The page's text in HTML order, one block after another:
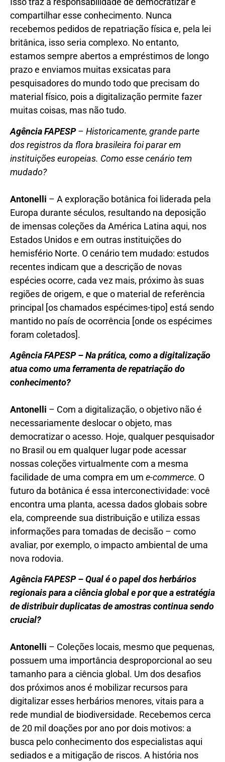
compartilhar esse conhecimento. Nunca
recebemos pedidos de repatriação física e, pela lei
britânica, isso seria complexo. No entanto,
estamos sempre abertos a empréstimos de longo
prazo e enviamos muitas exsicatas para
pesquisadores do mundo todo que precisam do
material físico, pois a digitalização permite fazer
muitas coisas, mas não tudo.
Agência FAPESP– Historicamente, grande parte
dos registros da flora brasileira foi parar em
instituições europeias. Como esse cenário tem
mudado?
Antonelli – A exploração botânica foi liderada pela
Europa durante séculos, resultando na deposição
de imensas coleções da América Latina aqui, nos
Estados Unidos e em outras instituições do
hemisfério Norte. O cenário tem mudado: estudos
recentes indicam que a descrição de novas
espécies ocorre, cada vez mais, próximo às suas
regiões de origem, e que o material de referência
principal [os chamados espécimes-tipo] está sendo
mantido no país de ocorrência [onde os espécimes
foram coletados].
Agência FAPESP – Na prática, como a digitalização
atua como uma ferramenta de repatriação do
conhecimento?
Antonelli – Com a digitalização, o objetivo não é
necessariamente deslocar o objeto, mas
democratizar o acesso. Hoje, qualquer pesquisador
no Brasil ou em qualquer lugar pode acessar
nossas coleções virtualmente com a mesma
facilidade de uma compra em um e-commerce. O
futuro da botânica é essa interconectividade: você
encontra uma planta, acessa dados globais sobre
ela, compreende sua distribuição e utiliza essas
informações para tomadas de decisão – como
avaliar, por exemplo, o impacto ambiental de uma
nova rodovia.
Agência FAPESP – Qual é o papel dos herbários
regionais para a ciência global e por que a estratégia
de distribuir duplicatas de amostras continua sendo
crucial?
Antonelli – Coleções locais, mesmo que pequenas,
possuem uma importância desproporcional ao seu
tamanho para a ciência global. Um dos desafios
dos próximos anos é mobilizar recursos para
digitalizar esses herbários menores, vitais para a
rede mundial de biodiversidade. Recebemos cerca
de 20 mil doações por ano por dois motivos: a
busca pelo conhecimento dos especialistas aqui
sediados e a mitigação de riscos. A história nos